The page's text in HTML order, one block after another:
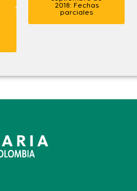
2018: Fechas
parciales